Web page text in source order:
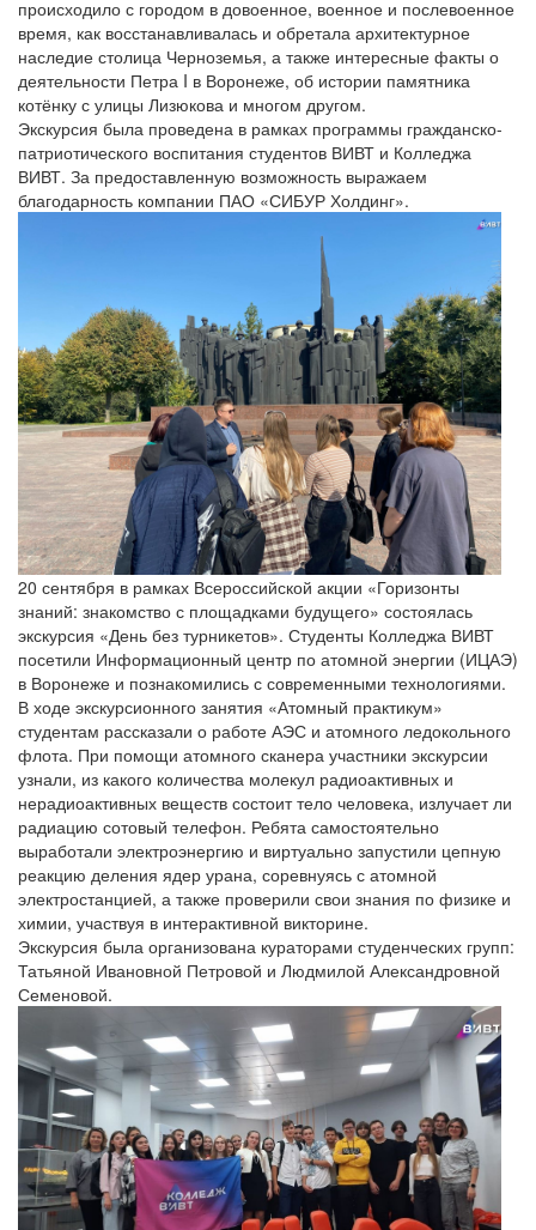
происходило с городом в довоенное, военное и послевоенное
время, как восстанавливалась и обретала архитектурное
наследие столица Черноземья, а также интересные факты о
деятельности Петра I в Воронеже, об истории памятника
котёнку с улицы Лизюкова и многом другом.
Экскурсия была проведена в рамках программы гражданско-
патриотического воспитания студентов ВИВТ и Колледжа
ВИВТ. За предоставленную возможность выражаем
благодарность компании ПАО «СИБУР Холдинг».
20 сентября в рамках Всероссийской акции «Горизонты
знаний: знакомство с площадками будущего» состоялась
экскурсия «День без турникетов». Студенты Колледжа ВИВТ
посетили Информационный центр по атомной энергии (ИЦАЭ)
в Воронеже и познакомились с современными технологиями.
В ходе экскурсионного занятия «Атомный практикум»
студентам рассказали о работе АЭС и атомного ледокольного
флота. При помощи атомного сканера участники экскурсии
узнали, из какого количества молекул радиоактивных и
нерадиоактивных веществ состоит тело человека, излучает ли
радиацию сотовый телефон. Ребята самостоятельно
выработали электроэнергию и виртуально запустили цепную
реакцию деления ядер урана, соревнуясь с атомной
электростанцией, а также проверили свои знания по физике и
химии, участвуя в интерактивной викторине.
Экскурсия была организована кураторами студенческих групп:
Татьяной Ивановной Петровой и Людмилой Александровной
Семеновой.